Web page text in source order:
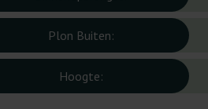
Plon Buiten:
Hoogte: